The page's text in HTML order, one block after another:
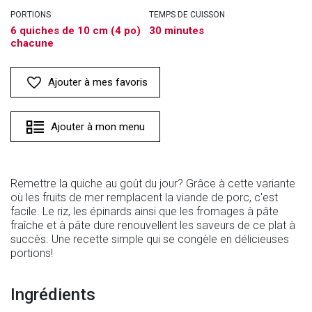
PORTIONS
6 quiches de 10 cm (4 po)
chacune
TEMPS DE CUISSON
30 minutes
Ajouter à mes favoris
Ajouter à mon menu
Remettre la quiche au goût du jour? Grâce à cette variante
où les fruits de mer remplacent la viande de porc, c'est
facile. Le riz, les épinards ainsi que les fromages à pâte
fraîche et à pâte dure renouvellent les saveurs de ce plat à
succès. Une recette simple qui se congèle en délicieuses
portions!
Ingrédients